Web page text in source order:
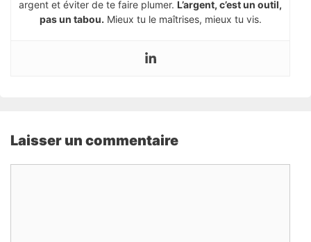
argent et éviter de te faire plumer. L’argent, c’est un outil,
pas un tabou. Mieux tu le maîtrises, mieux tu vis.
Laisser un commentaire